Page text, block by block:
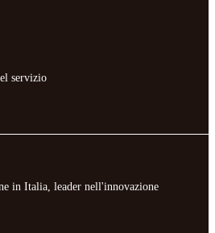
servizio
in Italia, leader nell'innovazione